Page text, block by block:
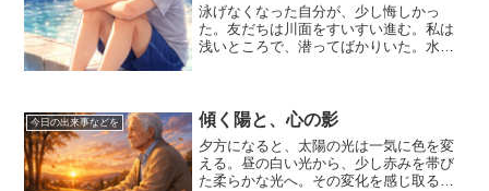
泳げなくなった自分が、少し悔しかっ
た。友だちは川面をすいすい進む。私は
浅いところで、潜ってばかりいた。水の
守ってくれているようだった...
今日の出来事などを 傾く陽と、心の影
夕方になると、太陽の光は一気に色を変
える。昼の白い光から、少し赤みを帯び
た柔らかな光へ。その変化を感じ取るた